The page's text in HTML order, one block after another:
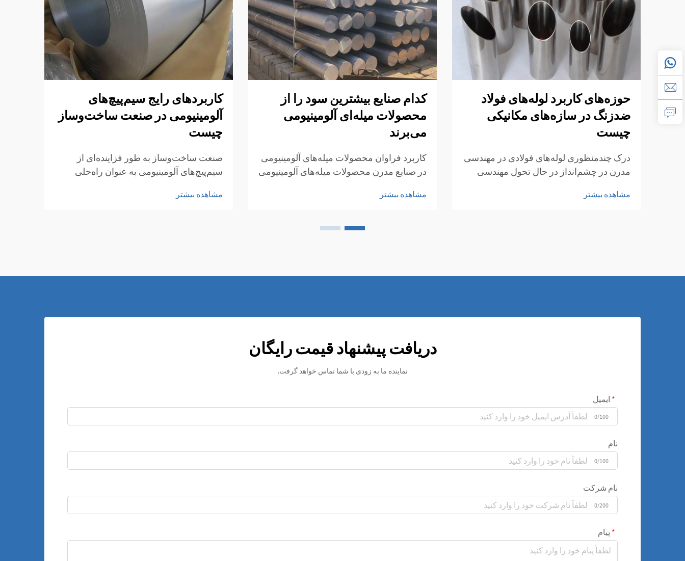
حوزه‌های کاربرد لوله‌های فولاد
ضدزنگ در سازه‌های مکانیکی
چیست
درک چندمنظوری لوله‌های فولادی در مهندسی
مدرن در چشم‌انداز در حال تحول مهندسی
عنوان اجزای ضروری ظهور کرده‌اند که
مشاهده بیشتر
کدام صنایع بیشترین سود را از
محصولات میله‌ای آلومینیومی
می‌برند
کاربرد فراوان محصولات میله‌های آلومینیومی
در صنایع مدرن محصولات میله‌های آلومینیومی
سبکی و مقاومت در برابر خوردگی، در صنایع
محصولات دارای عملکرد عالی...
مشاهده بیشتر
کاربردهای رایج سیم‌پیچ‌های
آلومینیومی در صنعت ساخت‌وساز
چیست
صنعت ساخت‌وساز به طور فزاینده‌ای از
سیم‌پیچ‌های آلومینیومی به عنوان راه‌حلی
ساختمانی استقبال کرده است. این ورق‌های
مشاهده بیشتر
دریافت پیشنهاد قیمت رایگان
نماینده ما به زودی با شما تماس خواهد گرفت.
ایمیل
0/100
نام
0/100
نام شرکت
0/200
پیام